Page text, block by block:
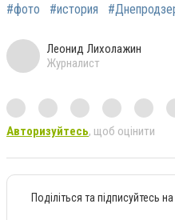
#фото #история
Леонид Лихолажин
Журналист
Авторизуйтесь, щоб оцінити
Поділіться та підписуйтесь